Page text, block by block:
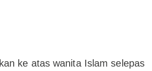
ke atas wanita Islam selepas